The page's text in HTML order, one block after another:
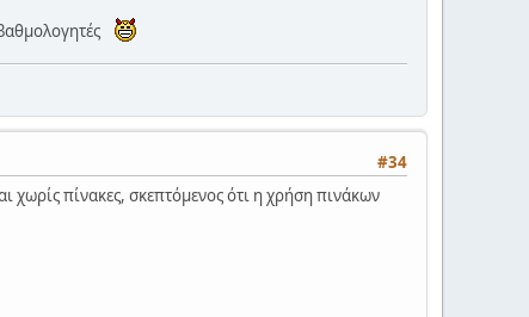
#34
χωρίς πίνακες, σκεπτόμενος ότι η χρήση πινάκων